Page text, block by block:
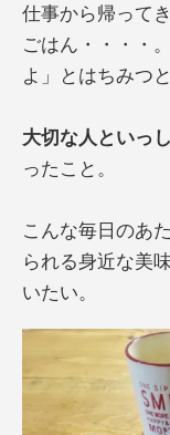
仕事から帰って
ごはん・・・・
よ」とはちみつ
大切な人といっ
ったこと。
こんな毎日のあ
られる身近な美
いたい。